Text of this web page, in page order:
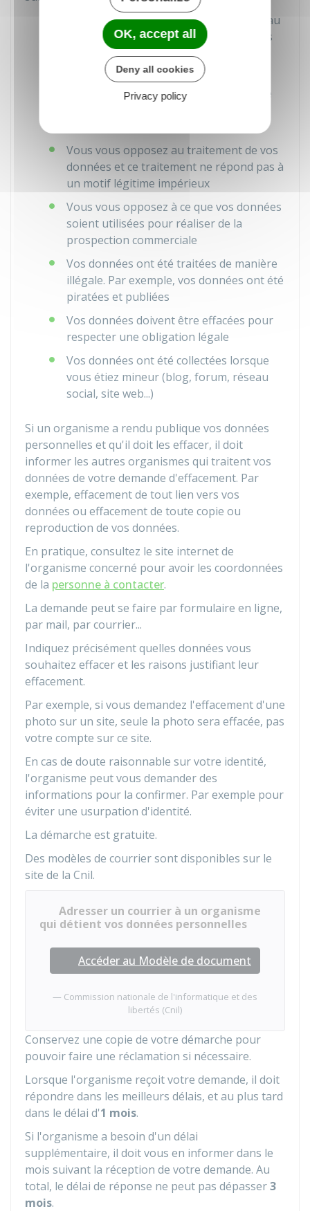
Vos données ne sont plus nécessaires au
vu des des finalités pour lesquelles elles
ont été collectées ou traitées
Vous retirez votre accord concernant
l'utilisation de vos données et il n'existe
Vous vous opposez au traitement de vos
données et ce traitement ne répond pas à
un motif légitime impérieux
Vous vous opposez à ce que vos données
soient utilisées pour réaliser de la
prospection commerciale
Vos données ont été traitées de manière
illégale. Par exemple, vos données ont été
piratées et publiées
Vos données doivent être effacées pour
respecter une obligation légale
Vos données ont été collectées lorsque
vous étiez mineur (blog, forum, réseau
social, site web...)
Si un organisme a rendu publique vos données
personnelles et qu'il doit les effacer, il doit
informer les autres organismes qui traitent vos
données de votre demande d'effacement. Par
exemple, effacement de tout lien vers vos
données ou effacement de toute copie ou
reproduction de vos données.
En pratique, consultez le site internet de
l'organisme concerné pour avoir les coordonnées
de la personne à contacter.
La demande peut se faire par formulaire en ligne,
par mail, par courrier...
Indiquez précisément quelles données vous
souhaitez effacer et les raisons justifiant leur
effacement.
Par exemple, si vous demandez l'effacement d'une
photo sur un site, seule la photo sera effacée, pas
votre compte sur ce site.
En cas de doute raisonnable sur votre identité,
l'organisme peut vous demander des
informations pour la confirmer. Par exemple pour
éviter une usurpation d'identité.
La démarche est gratuite.
Des modèles de courrier sont disponibles sur le
site de la Cnil.
Adresser un courrier à un organisme
qui détient vos données personnelles
Accéder au Modèle de document
Commission nationale de l'informatique et des
libertés (Cnil)
Conservez une copie de votre démarche pour
pouvoir faire une réclamation si nécessaire.
Lorsque l'organisme reçoit votre demande, il doit
répondre dans les meilleurs délais, et au plus tard
dans le délai d'1 mois.
Si l'organisme a besoin d'un délai
supplémentaire, il doit vous en informer dans le
mois suivant la réception de votre demande. Au
total, le délai de réponse ne peut pas dépasser3
mois.
OK, accept all
Deny all cookies
Privacy policy